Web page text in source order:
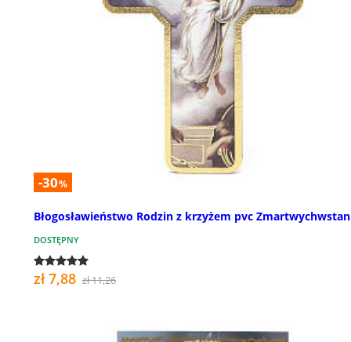
-30%
Błogosławieństwo Rodzin z krzyżem pvc
DOSTĘPNY
zł 7,88 zł 11,26